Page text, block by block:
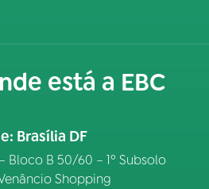
está a EBC
Brasília DF
Bloco B 50/60 – 1º Subsolo
Shopping